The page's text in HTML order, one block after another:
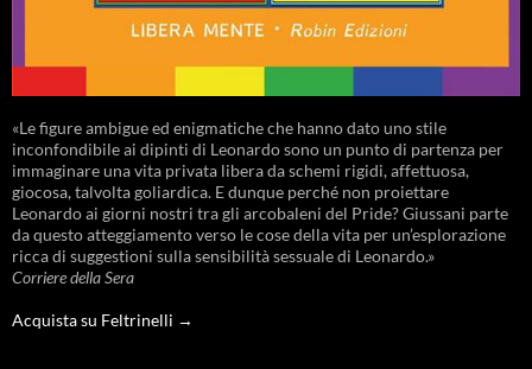
«Le figure ambigue ed enigmatiche che hanno dato uno stile
inconfondibile ai dipinti di Leonardo sono un punto di partenza per
immaginare una vita privata libera da schemi rigidi, affettuosa,
giocosa, talvolta goliardica. E dunque perché non proiettare
Leonardo ai giorni nostri tra gli arcobaleni del Pride? Giussani parte
da questo atteggiamento verso le cose della vita per un’esplorazione
ricca di suggestioni sulla sensibilità sessuale di Leonardo.»
Corriere della Sera
Acquista su Feltrinelli →